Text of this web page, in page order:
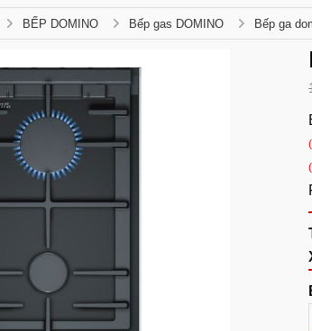
BẾP DOMINO Bếp gas DOMINO Bếp ga